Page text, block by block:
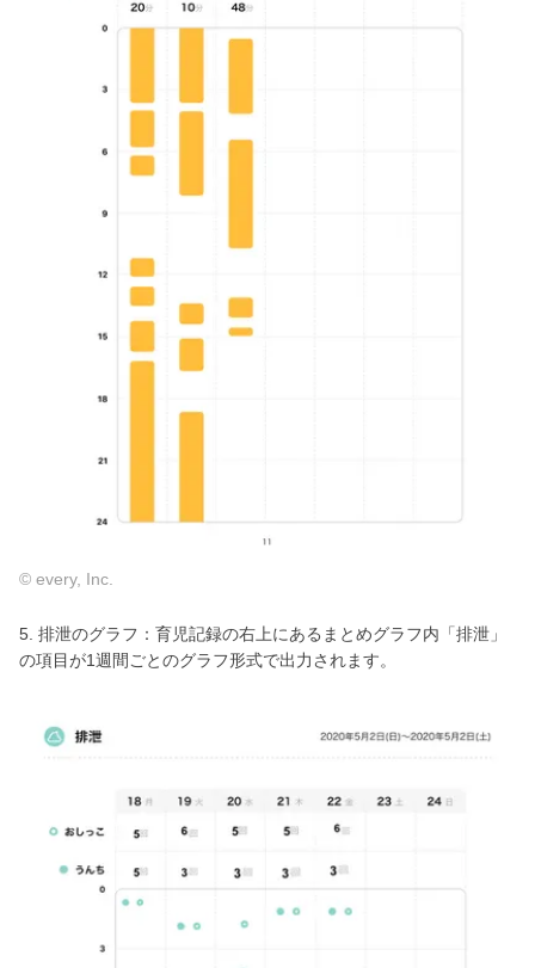
© every, Inc.
5. 排泄のグラフ：育児記録の右上にあるまとめグラフ内「排泄」
の項目が1週間ごとのグラフ形式で出力されます。